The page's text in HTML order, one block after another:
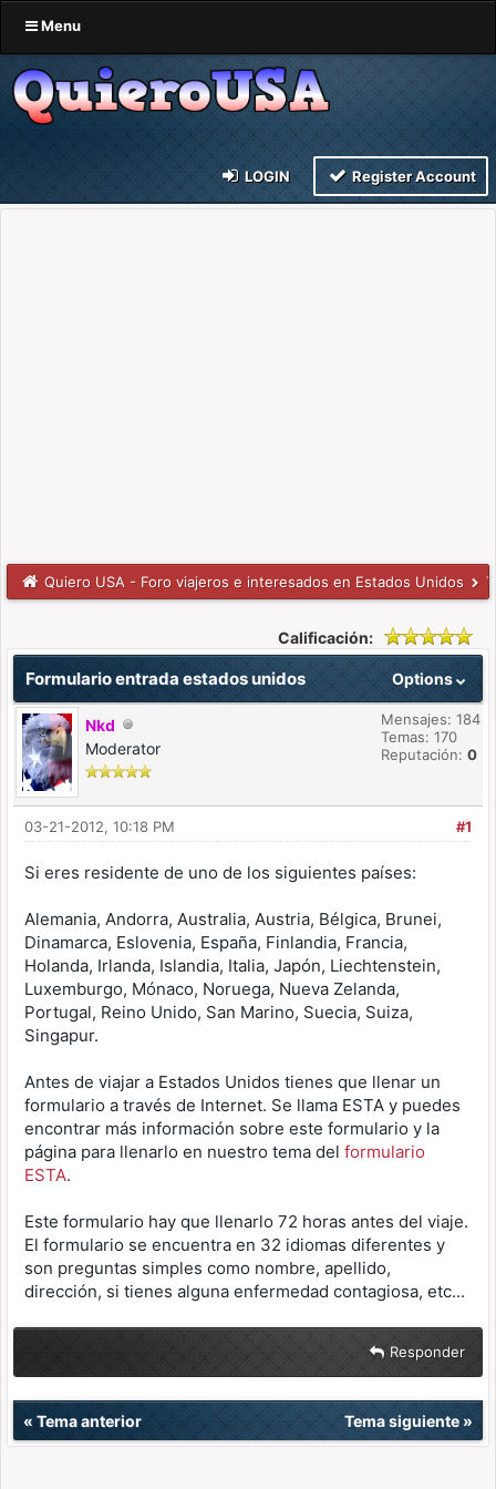
Menu
LOGIN Register Account
Quiero USA - Foro viajeros e interesados en Estados Unidos
Calificación:
Options
Formulario entrada estados unidos
Nkd
Moderator
Mensajes: 184
Temas: 170
Reputación: 0
#1
03-21-2012, 10:18 PM
Si eres residente de uno de los siguientes países:
Alemania, Andorra, Australia, Austria, Bélgica, Brunei,
Dinamarca, Eslovenia, España, Finlandia, Francia,
Holanda, Irlanda, Islandia, Italia, Japón, Liechtenstein,
Luxemburgo, Mónaco, Noruega, Nueva Zelanda,
Portugal, Reino Unido, San Marino, Suecia, Suiza,
Singapur.
Antes de viajar a Estados Unidos tienes que llenar un
formulario a través de Internet. Se llama ESTA y puedes
encontrar más información sobre este formulario y la
página para llenarlo en nuestro tema del formulario
ESTA.
Este formulario hay que llenarlo 72 horas antes del viaje.
El formulario se encuentra en 32 idiomas diferentes y
son preguntas simples como nombre, apellido,
dirección, si tienes alguna enfermedad contagiosa, etc...
Responder
« Tema anterior Tema siguiente»